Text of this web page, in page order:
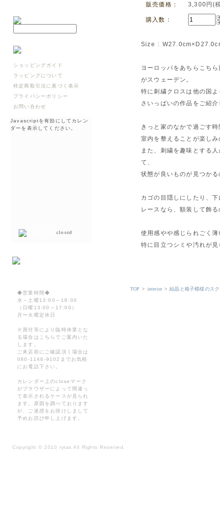
販売価格：
3,300円(
購入数：
Size :
ヨーロッパをあちらこち
がスウェーデン。
特に刺繍クロスは他の国
さいっぱいの作品をご紹
きっと家のなかで過ごす
室内を整えることが楽し
また、刺繍を趣味とする
て、
状態が良いものが見つか
カゴの目隠しにしたり、
レースなら、額装して飾
使用感やや感じられごく
特に目立つシミや汚れが
TOP > interior>結晶と格子模様のス
ショッピングガイド
ラッピングについて
特定商取引法に基づく表示
プライバシーポリシー
お問い合わせ
Javascriptを有効にしてカレン
ダーを表示してください。
closed
◆営業時間◆
水～土曜13:00～18:00
（日曜13:00～17:00）
月〜火曜定休日
※買付等により臨時休業とな
る場合はこちらでご案内いた
します。
ご来店前にご確認頂く場合は
080-1146-9102までお気軽
にお電話下さい。
カレンダー上のcloseマーク
がブラウザーによって間違っ
て表示されるケースが見られ
ます。原因を調べております
が、ご迷惑をお掛けしまして
予めお詫び申し上げます。
Copyright© 2010 rytas All Rights Reserved.